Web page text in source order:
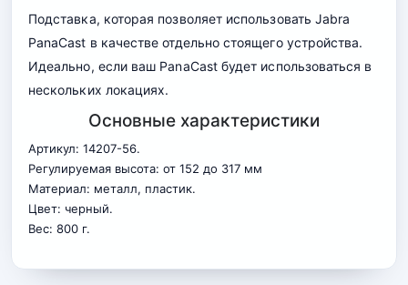
Подставка, которая позволяет использовать Jabra
PanaCast в качестве отдельно стоящего устройства.
Идеально, если ваш PanaCast будет использоваться в
нескольких локациях.
Основные характеристики
Артикул: 14207-56.
Регулируемая высота: от 152 до 317 мм
Материал: металл, пластик.
Цвет: черный.
Вес: 800 г.